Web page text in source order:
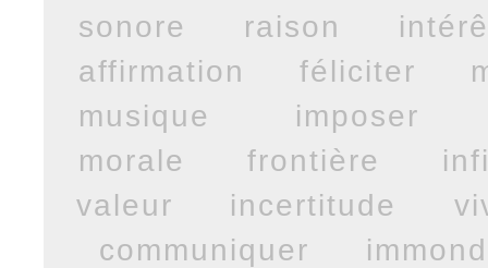
sonore
raison
affirmation
féliciter
musique
imposer
morale
frontière
valeur
incertitude
communiquer